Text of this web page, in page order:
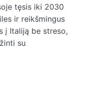
tęsis iki 2030
ir reikšmingus
į Italiją be streso,
su